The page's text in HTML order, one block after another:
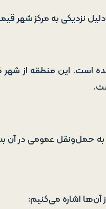
نزدیکی به مرکز شهر
است. این منطقه از شهر
حمل‌ونقل عمومی در آن
آن‌ها اشاره می‌کنیم: